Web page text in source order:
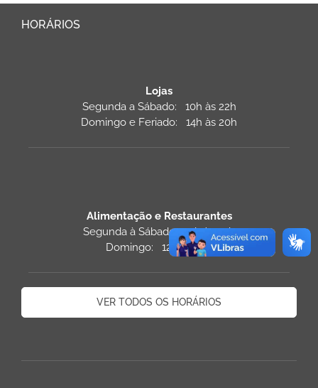
HORÁRIOS
Lojas
Segunda a Sábado: 10h às 22h
Domingo e Feriado: 14h às 20h
Alimentação e Restaurantes
Segunda à Sábado: 11h às 22h
Domingo: 12h às 22h
VER TODOS OS HORÁRIOS